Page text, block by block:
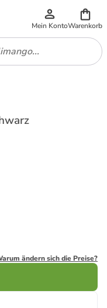
Mein KontoWarenkorb
ändern sich die Preise?